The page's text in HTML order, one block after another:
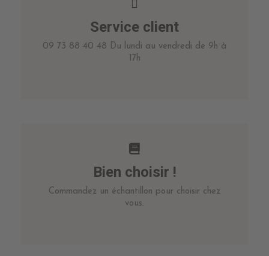
Service client
09 73 88 40 48 Du lundi au vendredi de 9h à
17h
Bien choisir !
Commandez un échantillon pour choisir chez
vous.